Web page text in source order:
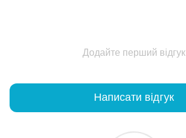
Додайте перший відгук
Написати відгук